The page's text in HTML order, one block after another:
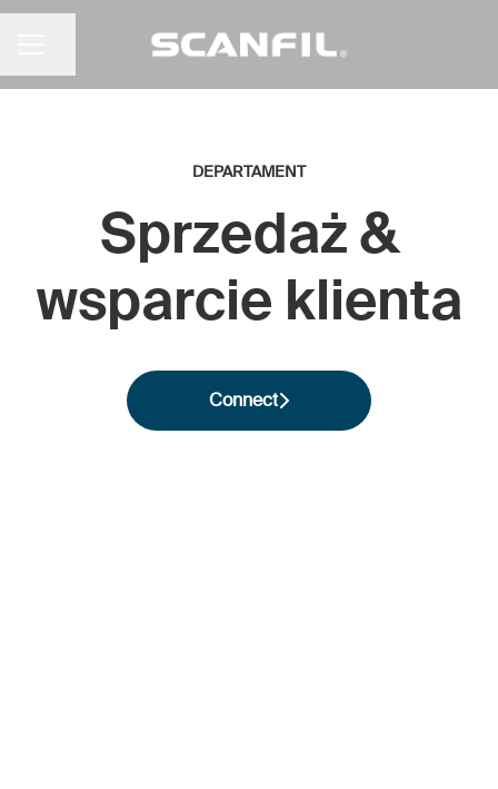
Udostępnij stronę
DEPARTAMENT
Sprzedaż &
wsparcie klienta
Connect